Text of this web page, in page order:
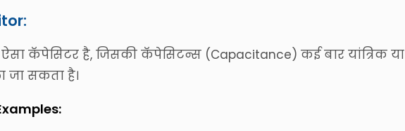
कॅपेसिटर है, जिसकी कॅपेसिटन्स (Capacitance) कई बार यांत्रिक या
जा सकता है।